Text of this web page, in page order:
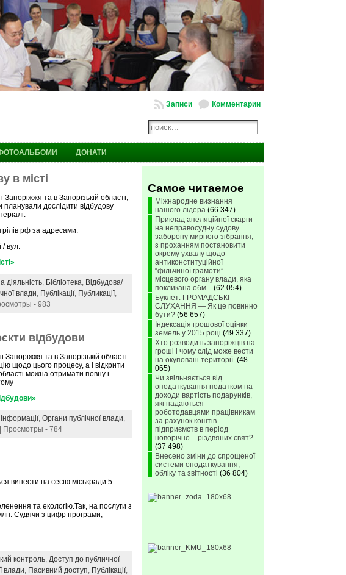
Комментарии
Записи
ДОНАТИ
в місті
Запоріжжя та в Запорізькій області,
дослідити відбудову
рф за адресами:
/ вул.
діяльність, Бібліотека, Відбудова/
влади, Публікації, Публикації,
- 983
відбудови
Запоріжжя та в Запорізькій області
щодо цього процесу, а і відкрити
можна отримати повну і
,Органи публічної влади,
| Просмотры - 784
винести на сесію міськради 5
та екологію.Так, на послуги з
Судячи з цифр програми,
контроль,Доступ до публичної
влади, Пасивний доступ, Публікації,
Самое читаемое
Міжнародне визнання
нашого лідера (66 347)
Приклад апеляційної скарги
на неправосудну судову
заборону мирного зібрання,
з проханням постановити
окрему ухвалу щодо
антиконституційної
“фільчиної грамоти”
місцевого органу влади, яка
покликана обм... (62 054)
Буклет: ГРОМАДСЬКІ
СЛУХАННЯ — Як це повинно
бути? (56 657)
Індексація грошової оцінки
земель у 2015 році (49 337)
Хто розводить запоріжців на
гроші і чому слід може вести
на окуповані території. (48
065)
Чи звільняється від
оподаткування податком на
доходи вартість подарунків,
які надаються
роботодавцями працівникам
за рахунок коштів
підприємств в період
новорічно – різдвяних свят?
(37 498)
Внесено зміни до спрощеної
системи оподаткування,
обліку та звітності (36 804)